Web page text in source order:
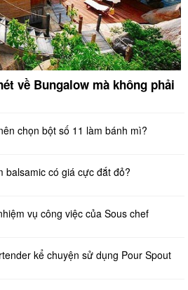
về Bungalow mà không phải
chọn bột số 11 làm bánh mì?
balsamic có giá cực đắt đỏ?
vụ công việc của Sous chef
kể chuyện sử dụng Pour Spout